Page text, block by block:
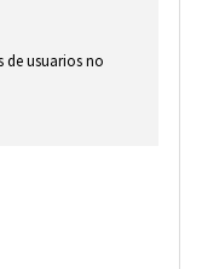
de usuarios no